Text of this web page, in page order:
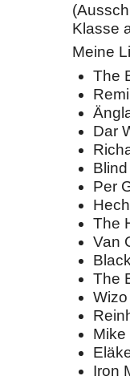
Klasse
Meine
The
Dar
Per
The
Van
The
Wizo
Mike
Iron